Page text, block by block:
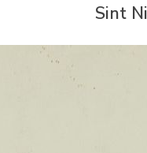
Sint